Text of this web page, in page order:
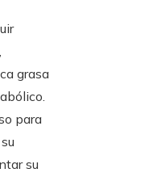
grasa
para
su